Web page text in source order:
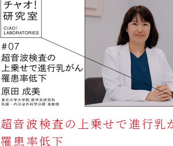
超音波検査の上乗せで進行乳
罹患率低下